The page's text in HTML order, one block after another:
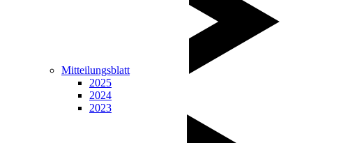
Mitteilungsblatt
2025
2024
2023